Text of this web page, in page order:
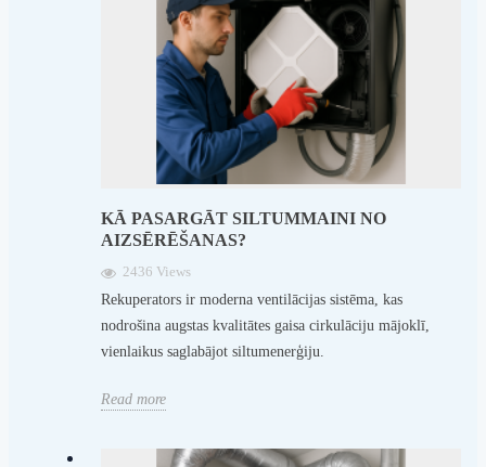
KĀ PASARGĀT SILTUMMAINI NO
AIZSĒRĒŠANAS?
2436 Views
Rekuperators ir moderna ventilācijas sistēma, kas
nodrošina augstas kvalitātes gaisa cirkulāciju mājoklī,
vienlaikus saglabājot siltumenerģiju.
Read more